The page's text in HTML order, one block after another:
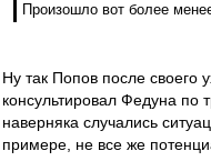
Произошло вот более
Ну так Попов после своего
консультировал Федуна по
наверняка случались
примере, не все же